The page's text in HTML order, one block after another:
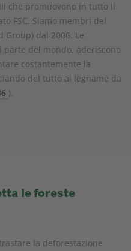
che promuovono in tutto il
FSC. Siamo membri del
Group) dal 2006. Le
del mondo, aderiscono
costantemente la
del tutto al legname da
).
le foreste
la deforestazione